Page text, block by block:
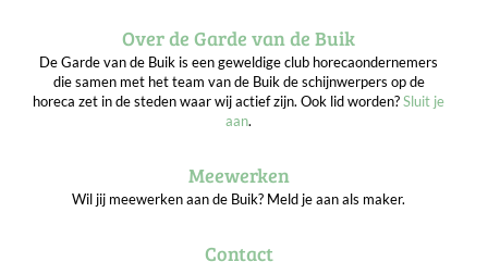
Over de Garde van de Buik
De Garde van de Buik is een geweldige club horecaondernemers
die samen met het team van de Buik de schijnwerpers op de
horeca zet in de steden waar wij actief zijn. Ook lid worden?Sluit je
aan.
Meewerken
Wil jij meewerken aan de Buik? Meld je aan als maker.
Contact